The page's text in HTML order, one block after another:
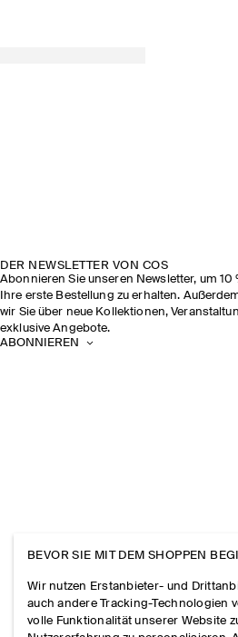
DER NEWSLETTER VON COS
Abonnieren Sie unseren Newsletter, um 10
Ihre erste Bestellung zu erhalten.
wir Sie über neue Kollektionen,
exklusive Angebote.
ABONNIEREN
BEVOR SIE MIT DEM SHOPPEN
Wir nutzen Erstanbieter- und
auch andere Tracking-Technologien
volle Funktionalität unserer Website